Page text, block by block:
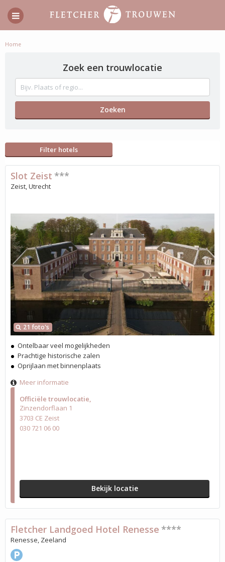
Home
Zoek een trouwlocatie
Filter hotels
Officiële trouwlocatie
Zinzendorflaan 1
3703 CE Zeist
030 721 06 00
Bekijk locatie
21 foto's
Slot Zeist ***
Zeist, Utrecht
Ontelbaar veel mogelijkheden
Prachtige historische zalen
Oprijlaan met binnenplaats
Meer informatie
Fletcher Landgoed Hotel Renesse ****
Renesse, Zeeland